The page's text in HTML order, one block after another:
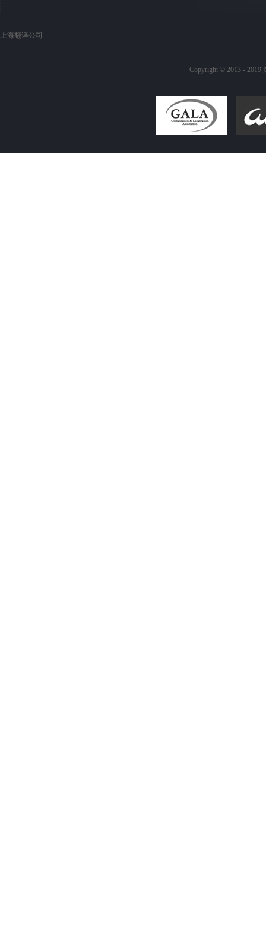
上海翻译公司
Copyright © 2013 -